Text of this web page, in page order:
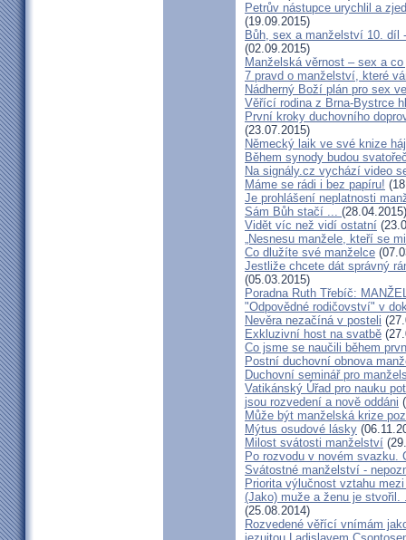
Petrův nástupce urychlil a
(19.09.2015)
Bůh, sex a manželství 10. díl
(02.09.2015)
Manželská věrnost – sex a
7 pravd o manželství, které
Nádherný Boží plán pro sex
Věřící rodina z Brna-Bystrce
První kroky duchovního
(23.07.2015)
Německý laik ve své knize
Během synody budou
Na signály.cz vychází video
Máme se rádi i bez papíru!
Je prohlášení neplatnosti
Sám Bůh stačí ... (28.04.2015)
Vidět víc než vidí ostatní
„Nesnesu manžele, kteří se
Co dlužíte své manželce
Jestliže chcete dát správný
(05.03.2015)
Poradna Ruth Třebíč:
"Odpovědné rodičovství" v
Nevěra nezačíná v posteli
Exkluzivní host na svatbě
Co jsme se naučili během
Postní duchovní obnova
Duchovní seminář pro
Vatikánský Úřad pro nauku
jsou rozvedení a nově oddáni
Může být manželská krize
Mýtus osudové lásky
Milost svátosti manželství
Po rozvodu v novém svazku.
Svátostné manželství -
Priorita výlučnost vztahu
(Jako) muže a ženu je
(25.08.2014)
Rozvedené věřící vnímám